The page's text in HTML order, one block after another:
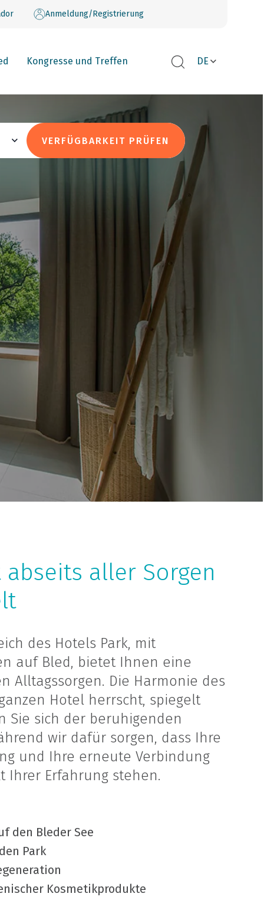
Anmeldung/Registrierung
Kongresse und Treffen DE
VERFÜGBARKEIT PRÜFEN
aller Sorgen
des Hotels Park, mit
auf Bled, bietet Ihnen eine
Alltagssorgen. Die Harmonie des
Hotel herrscht, spiegelt
Sie sich der beruhigenden
wir dafür sorgen, dass Ihre
und Ihre erneute Verbindung
Ihrer Erfahrung stehen.
den Bleder See
Park
Kosmetikprodukte